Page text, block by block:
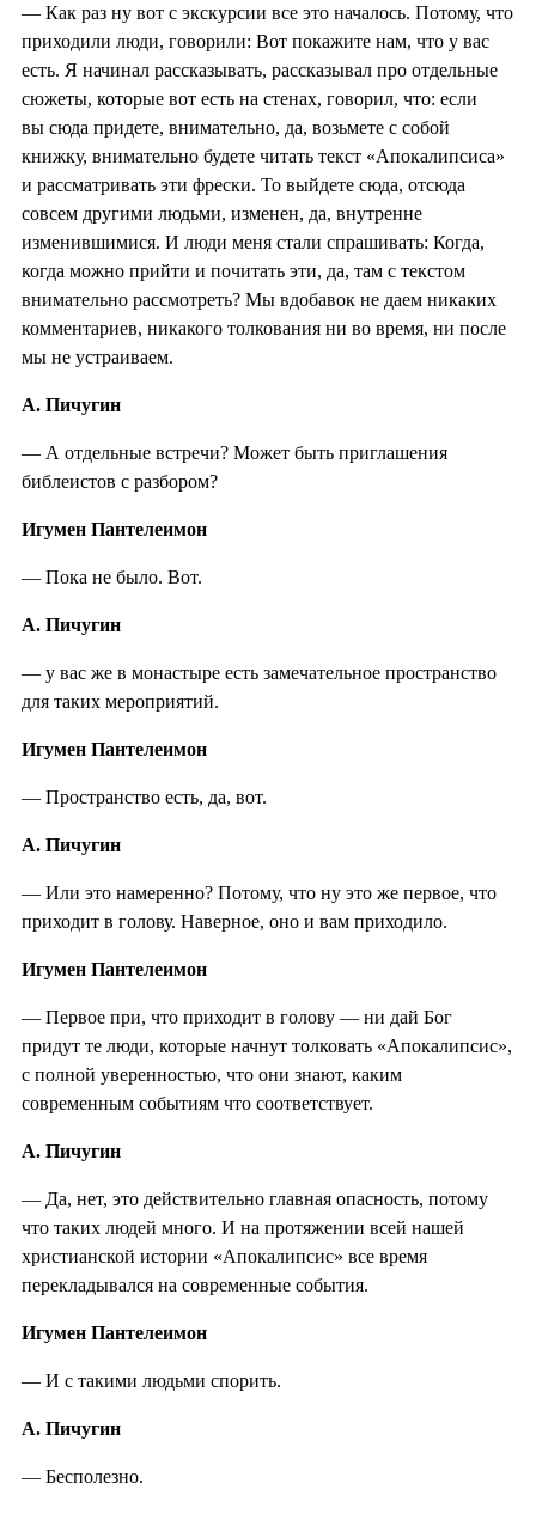
— Как раз ну вот с экскурсии все это началось. Потому, что
приходили люди, говорили: Вот покажите нам, что у вас
есть. Я начинал рассказывать, рассказывал про отдельные
сюжеты, которые вот есть на стенах, говорил, что: если
вы сюда придете, внимательно, да, возьмете с собой
книжку, внимательно будете читать текст «Апокалипсиса»
и рассматривать эти фрески. То выйдете сюда, отсюда
совсем другими людьми, изменен, да, внутренне
изменившимися. И люди меня стали спрашивать: Когда,
когда можно прийти и почитать эти, да, там с текстом
внимательно рассмотреть? Мы вдобавок не даем никаких
комментариев, никакого толкования ни во время, ни после
мы не устраиваем.
А. Пичугин
— А отдельные встречи? Может быть приглашения
библеистов с разбором?
Игумен Пантелеимон
— Пока не было. Вот.
А. Пичугин
— у вас же в монастыре есть замечательное пространство
для таких мероприятий.
Игумен Пантелеимон
— Пространство есть, да, вот.
А. Пичугин
— Или это намеренно? Потому, что ну это же первое, что
приходит в голову. Наверное, оно и вам приходило.
Игумен Пантелеимон
— Первое при, что приходит в голову — ни дай Бог
придут те люди, которые начнут толковать «Апокалипсис»,
с полной уверенностью, что они знают, каким
современным событиям что соответствует.
А. Пичугин
— Да, нет, это действительно главная опасность, потому
что таких людей много. И на протяжении всей нашей
христианской истории «Апокалипсис» все время
перекладывался на современные события.
Игумен Пантелеимон
— И с такими людьми спорить.
А. Пичугин
— Бесполезно.